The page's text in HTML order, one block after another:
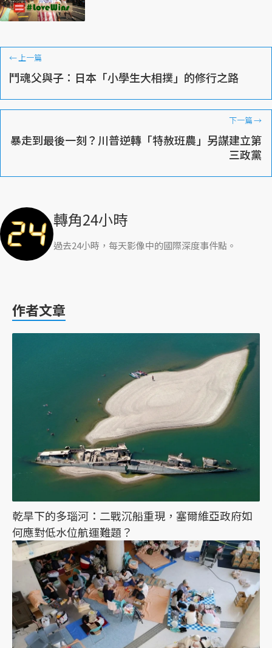
←上一篇
鬥魂父與子：日本「小學生大相撲」的修行之路
下一篇→
暴走到最後一刻？川普逆轉「特赦班農」另謀建立第
三政黨
轉角24小時
過去24小時，每天影像中的國際深度事件點。
作者文章
乾旱下的多瑙河：二戰沉船重現，塞爾維亞政府如
何應對低水位航運難題？